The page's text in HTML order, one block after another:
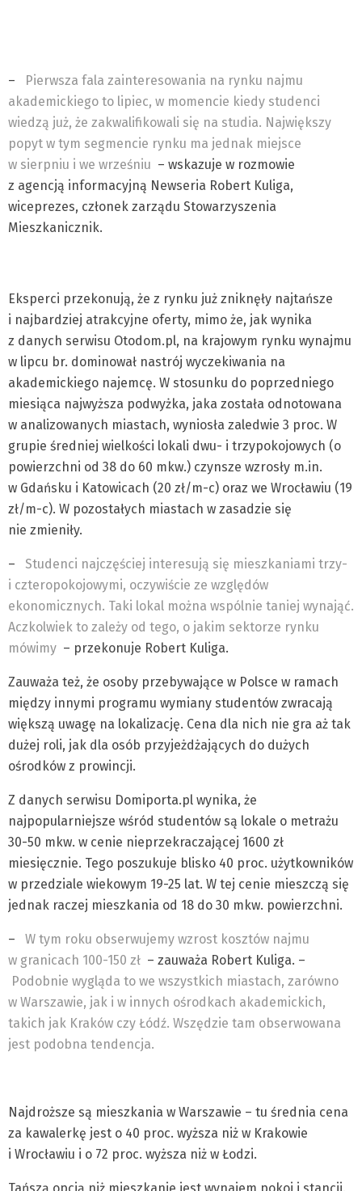
–
Pierwsza fala zainteresowania na rynku najmu
akademickiego to lipiec, w momencie kiedy studenci
wiedzą już, że zakwalifikowali się na studia. Największy
popyt w tym segmencie rynku ma jednak miejsce
w sierpniu i we wrześniu – wskazuje w rozmowie
z agencją informacyjną Newseria Robert Kuliga,
wiceprezes, członek zarządu Stowarzyszenia
Mieszkanicznik.
Eksperci przekonują, że z rynku już zniknęły najtańsze
i najbardziej atrakcyjne oferty, mimo że, jak wynika
z danych serwisu Otodom.pl, na krajowym rynku wynajmu
w lipcu br. dominował nastrój wyczekiwania na
akademickiego najemcę. W stosunku do poprzedniego
miesiąca najwyższa podwyżka, jaka została odnotowana
w analizowanych miastach, wyniosła zaledwie 3 proc. W
grupie średniej wielkości lokali dwu- i trzypokojowych (o
powierzchni od 38 do 60 mkw.) czynsze wzrosły m.in.
w Gdańsku i Katowicach (20 zł/m-c) oraz we Wrocławiu (19
zł/m-c). W pozostałych miastach w zasadzie się
nie zmieniły.
–
Studenci najczęściej interesują się mieszkaniami trzy-
i czteropokojowymi, oczywiście ze względów
ekonomicznych. Taki lokal można wspólnie taniej wynająć.
Aczkolwiek to zależy od tego, o jakim sektorze rynku
mówimy – przekonuje Robert Kuliga.
Zauważa też, że osoby przebywające w Polsce w ramach
między innymi programu wymiany studentów zwracają
większą uwagę na lokalizację. Cena dla nich nie gra aż tak
dużej roli, jak dla osób przyjeżdżających do dużych
ośrodków z prowincji.
Z danych serwisu Domiporta.pl wynika, że
najpopularniejsze wśród studentów są lokale o metrażu
30-50 mkw. w cenie nieprzekraczającej 1600 zł
miesięcznie. Tego poszukuje blisko 40 proc. użytkowników
w przedziale wiekowym 19-25 lat. W tej cenie mieszczą się
jednak raczej mieszkania od 18 do 30 mkw. powierzchni.
–
W tym roku obserwujemy wzrost kosztów najmu
w granicach 100-150 zł – zauważa Robert Kuliga. –
Podobnie wygląda to we wszystkich miastach, zarówno
w Warszawie, jak i w innych ośrodkach akademickich,
takich jak Kraków czy Łódź. Wszędzie tam obserwowana
jest podobna tendencja.
Najdroższe są mieszkania w Warszawie – tu średnia cena
za kawalerkę jest o 40 proc. wyższa niż w Krakowie
i Wrocławiu i o 72 proc. wyższa niż w Łodzi.